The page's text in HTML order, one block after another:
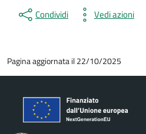
Condividi Vedi azioni
Pagina aggiornata il 22/10/2025